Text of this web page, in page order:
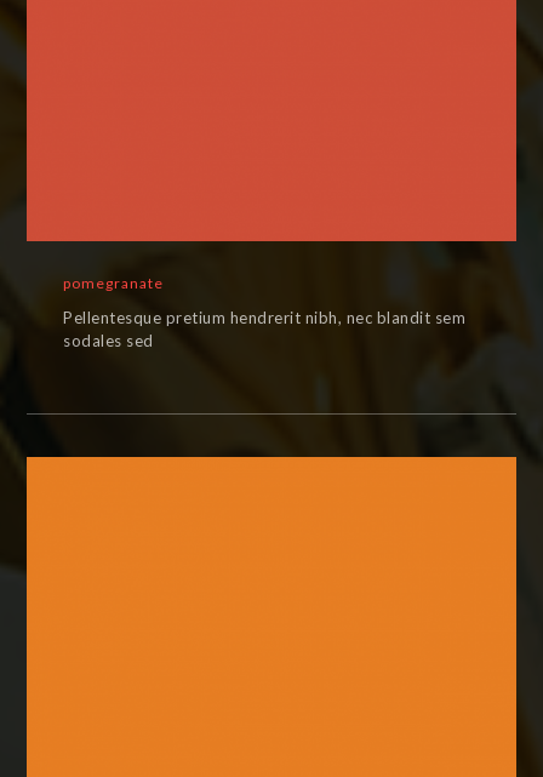
pomegranate
Pellentesque pretium hendrerit nibh, nec blandit sem
sodales sed